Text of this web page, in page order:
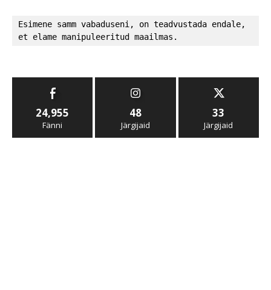
Esimene samm vabaduseni, on teadvustada endale,
et elame manipuleeritud maailmas.
24,955
Fänni
48
Järgijaid
33
Järgijaid